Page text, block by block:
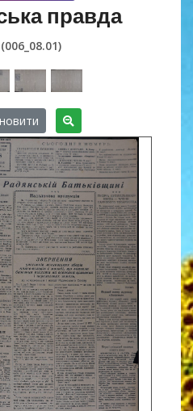
правда